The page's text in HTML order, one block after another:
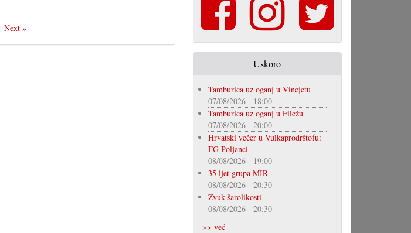
|Next »
Uskoro
Tamburica uz oganj u Vincjetu
07/08/2026 - 18:00
Tamburica uz oganj u Filežu
07/08/2026 - 20:00
Hrvatski večer u Vulkaprodrštofu:
FG Poljanci
08/08/2026 - 19:00
35 ljet grupa MIR
08/08/2026 - 20:30
Zvuk šarolikosti
08/08/2026 - 20:30
>> već